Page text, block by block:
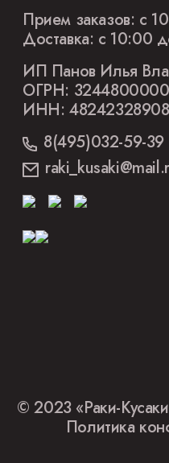
Прием заказов: с
Доставка: с 10:00
ИП Панов Илья
ОГРН:
ИНН:
8(495)032-59-39
© 2023 «Раки-
Политика